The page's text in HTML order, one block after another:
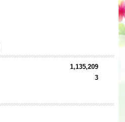
1,135,209
3